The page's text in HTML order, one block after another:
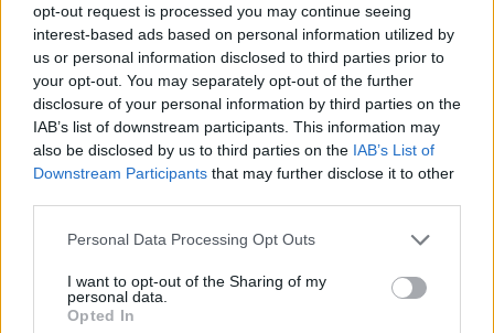
opt-out request is processed you may continue seeing
interest-based ads based on personal information utilized by
us or personal information disclosed to third parties prior to
your opt-out. You may separately opt-out of the further
disclosure of your personal information by third parties on the
IAB’s list of downstream participants. This information may
also be disclosed by us to third parties on the IAB’s List of
Downstream Participants that may further disclose it to other
Personal Data Processing Opt Outs
I want to opt-out of the Sharing of my
personal data.
Opted In
Az eddigi fővárosuk szép lassan
elsüllyed, ezért építenek egy újat
az esőerdő helyén
Greendex szemle
Ötletelj Budapestért – kéttucatnyi
város
Greendex szemle